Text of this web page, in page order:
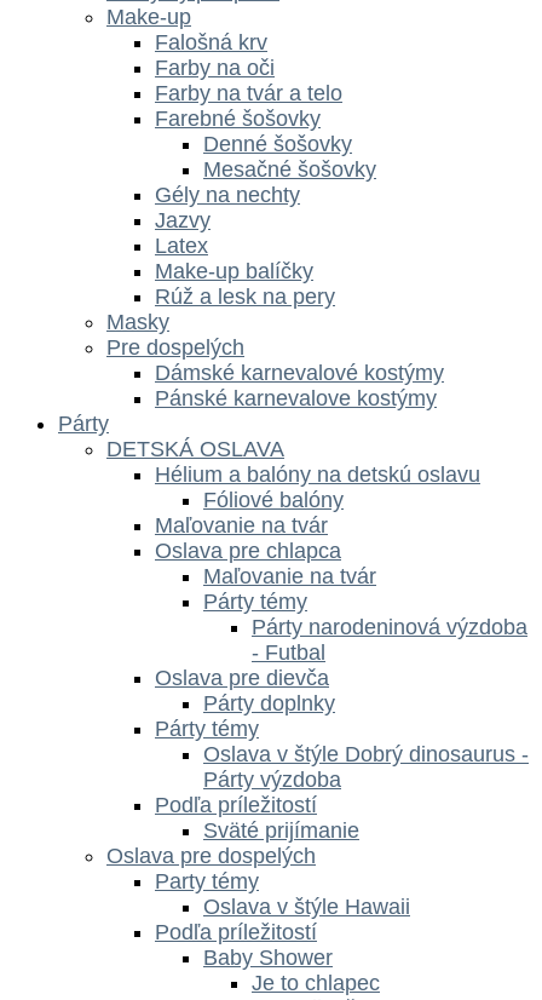
Make-up
Falošná krv
Farby na oči
Farby na tvár a telo
Farebné šošovky
Denné šošovky
Mesačné šošovky
Gély na nechty
Jazvy
Latex
Make-up balíčky
Rúž a lesk na pery
Masky
Pre dospelých
Dámské karnevalové kostýmy
Pánské karnevalove kostýmy
Párty
DETSKÁ OSLAVA
Hélium a balóny na detskú oslavu
Fóliové balóny
Maľovanie na tvár
Oslava pre chlapca
Maľovanie na tvár
Párty témy
Párty narodeninová výzdoba
- Futbal
Oslava pre dievča
Párty doplnky
Párty témy
Oslava v štýle Dobrý dinosaurus -
Párty výzdoba
Podľa príležitostí
Sväté prijímanie
Oslava pre dospelých
Party témy
Oslava v štýle Hawaii
Podľa príležitostí
Baby Shower
Je to chlapec